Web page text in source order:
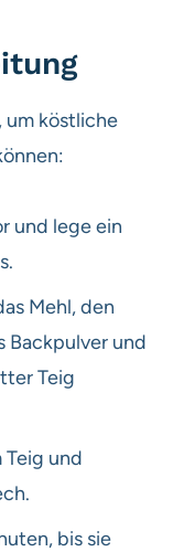
um köstliche
und lege ein
Mehl, den
Backpulver und
Teig
Teig und
bis sie